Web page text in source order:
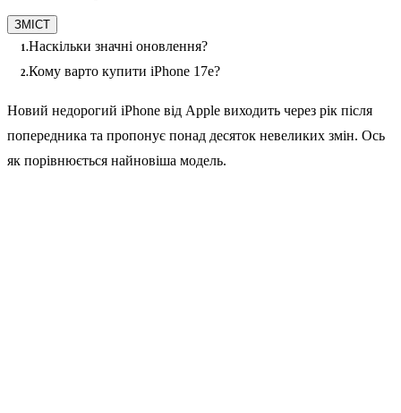
ЗМІСТ
Наскільки значні оновлення?
Кому варто купити iPhone 17e?
Новий недорогий iPhone від Apple виходить через рік після
попередника та пропонує понад десяток невеликих змін. Ось
як порівнюється найновіша модель.